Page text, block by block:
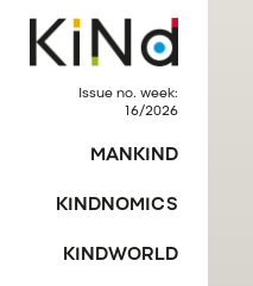
Issue no. week:
16/2026
MANKIND
KINDNOMICS
KINDWORLD